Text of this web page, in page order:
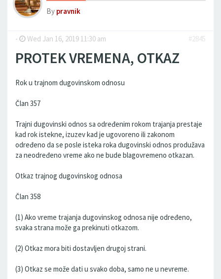
By pravnik
- Wed Jan 16, 2019 11:30 am #2845
PROTEK VREMENA, OTKAZ
Rok u trajnom dugovinskom odnosu
Član 357
Trajni dugovinski odnos sa određenim rokom trajanja prestaje
kad rok istekne, izuzev kad je ugovoreno ili zakonom
određeno da se posle isteka roka dugovinski odnos produžava
za neodređeno vreme ako ne bude blagovremeno otkazan.
Otkaz trajnog dugovinskog odnosa
Član 358
(1) Ako vreme trajanja dugovinskog odnosa nije određeno,
svaka strana može ga prekinuti otkazom.
(2) Otkaz mora biti dostavljen drugoj strani.
(3) Otkaz se može dati u svako doba, samo ne u nevreme.